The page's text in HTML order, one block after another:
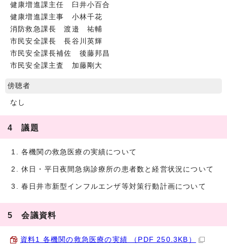
健康増進課主任 臼井小百合
健康増進課主事 小林千花
消防救急課長 渡邉 祐輔
市民安全課長 長谷川英輝
市民安全課長補佐 後藤邦昌
市民安全課主査 加藤剛大
傍聴者
なし
4 議題
各機関の救急医療の実績について
休日・平日夜間急病診療所の患者数と経営状況について
春日井市新型インフルエンザ等対策行動計画について
5 会議資料
資料1 各機関の救急医療の実績 （PDF 250.3KB）